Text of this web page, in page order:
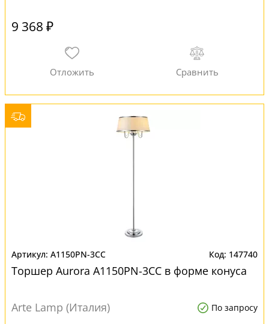
9 368 ₽
A1150PN-3CC 147740
Торшер Aurora A1150PN-3CC в форме конуса
Arte Lamp (Италия) По запросу